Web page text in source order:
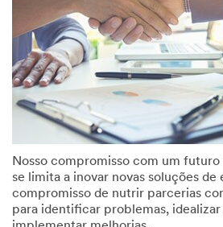
Nosso compromisso com um futuro
se limita a inovar novas soluções
compromisso de nutrir parcerias
para identificar problemas, idealizar